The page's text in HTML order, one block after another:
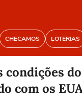
CHECAMOS LOTERIAS
condições
com os